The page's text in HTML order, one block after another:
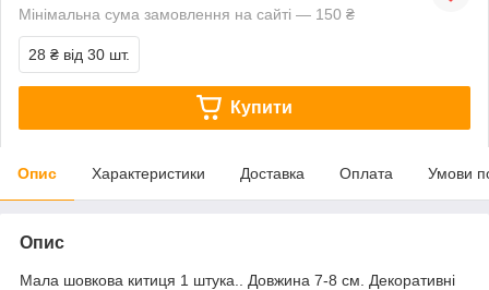
Мінімальна сума замовлення на сайті — 150 ₴
28 ₴ від 30 шт.
Купити
Опис Характеристики Доставка Оплата Умови
Опис
Мала шовкова китиця 1 штука.. Довжина 7-8 см. Декоративні